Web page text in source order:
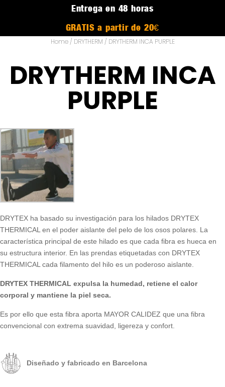
Entrega en 48 horas
GRATIS a partir de 20€
Home/ DRYTHERM / DRYTHERM INCA PURPLE
DRYTHERM INCA
PURPLE
DRYTEX ha basado su investigación para los hilados DRYTEX
THERMICAL en el poder aislante del pelo de los osos polares. La
característica principal de este hilado es que cada fibra es hueca en
su estructura interior. En las prendas etiquetadas con DRYTEX
THERMICAL cada filamento del hilo es un poderoso aislante.
DRYTEX THERMICAL expulsa la humedad, retiene el calor
corporal y mantiene la piel seca.
Es por ello que esta fibra aporta MAYOR CALIDEZ que una fibra
convencional con extrema suavidad, ligereza y confort.
Diseñado y fabricado en Barcelona